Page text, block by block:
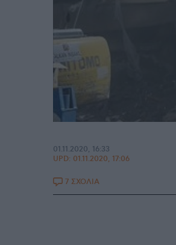
01.11.2020, 16:33
UPD: 01.11.2020, 17:06
7 ΣΧΟΛΙΑ